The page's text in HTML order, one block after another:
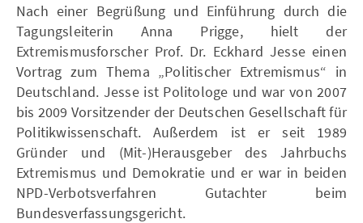
Nach einer Begrüßung und Einführung durch die
Tagungsleiterin Anna Prigge, hielt der
Extremismusforscher Prof. Dr. Eckhard Jesse einen
Vortrag zum Thema „Politischer Extremismus“ in
Deutschland. Jesse ist Politologe und war von 2007
bis 2009 Vorsitzender der Deutschen Gesellschaft für
Politikwissenschaft. Außerdem ist er seit 1989
Gründer und (Mit-)Herausgeber des Jahrbuchs
Extremismus und Demokratie und er war in beiden
NPD-Verbotsverfahren Gutachter beim
Bundesverfassungsgericht.